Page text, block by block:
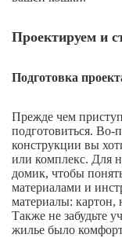
Проектируем и
Подготовка
Прежде чем
подготовиться. Во-
конструкции вы
или комплекс. Для
домик, чтобы
материалами и
материалы:
Также не забудьте
жилье было